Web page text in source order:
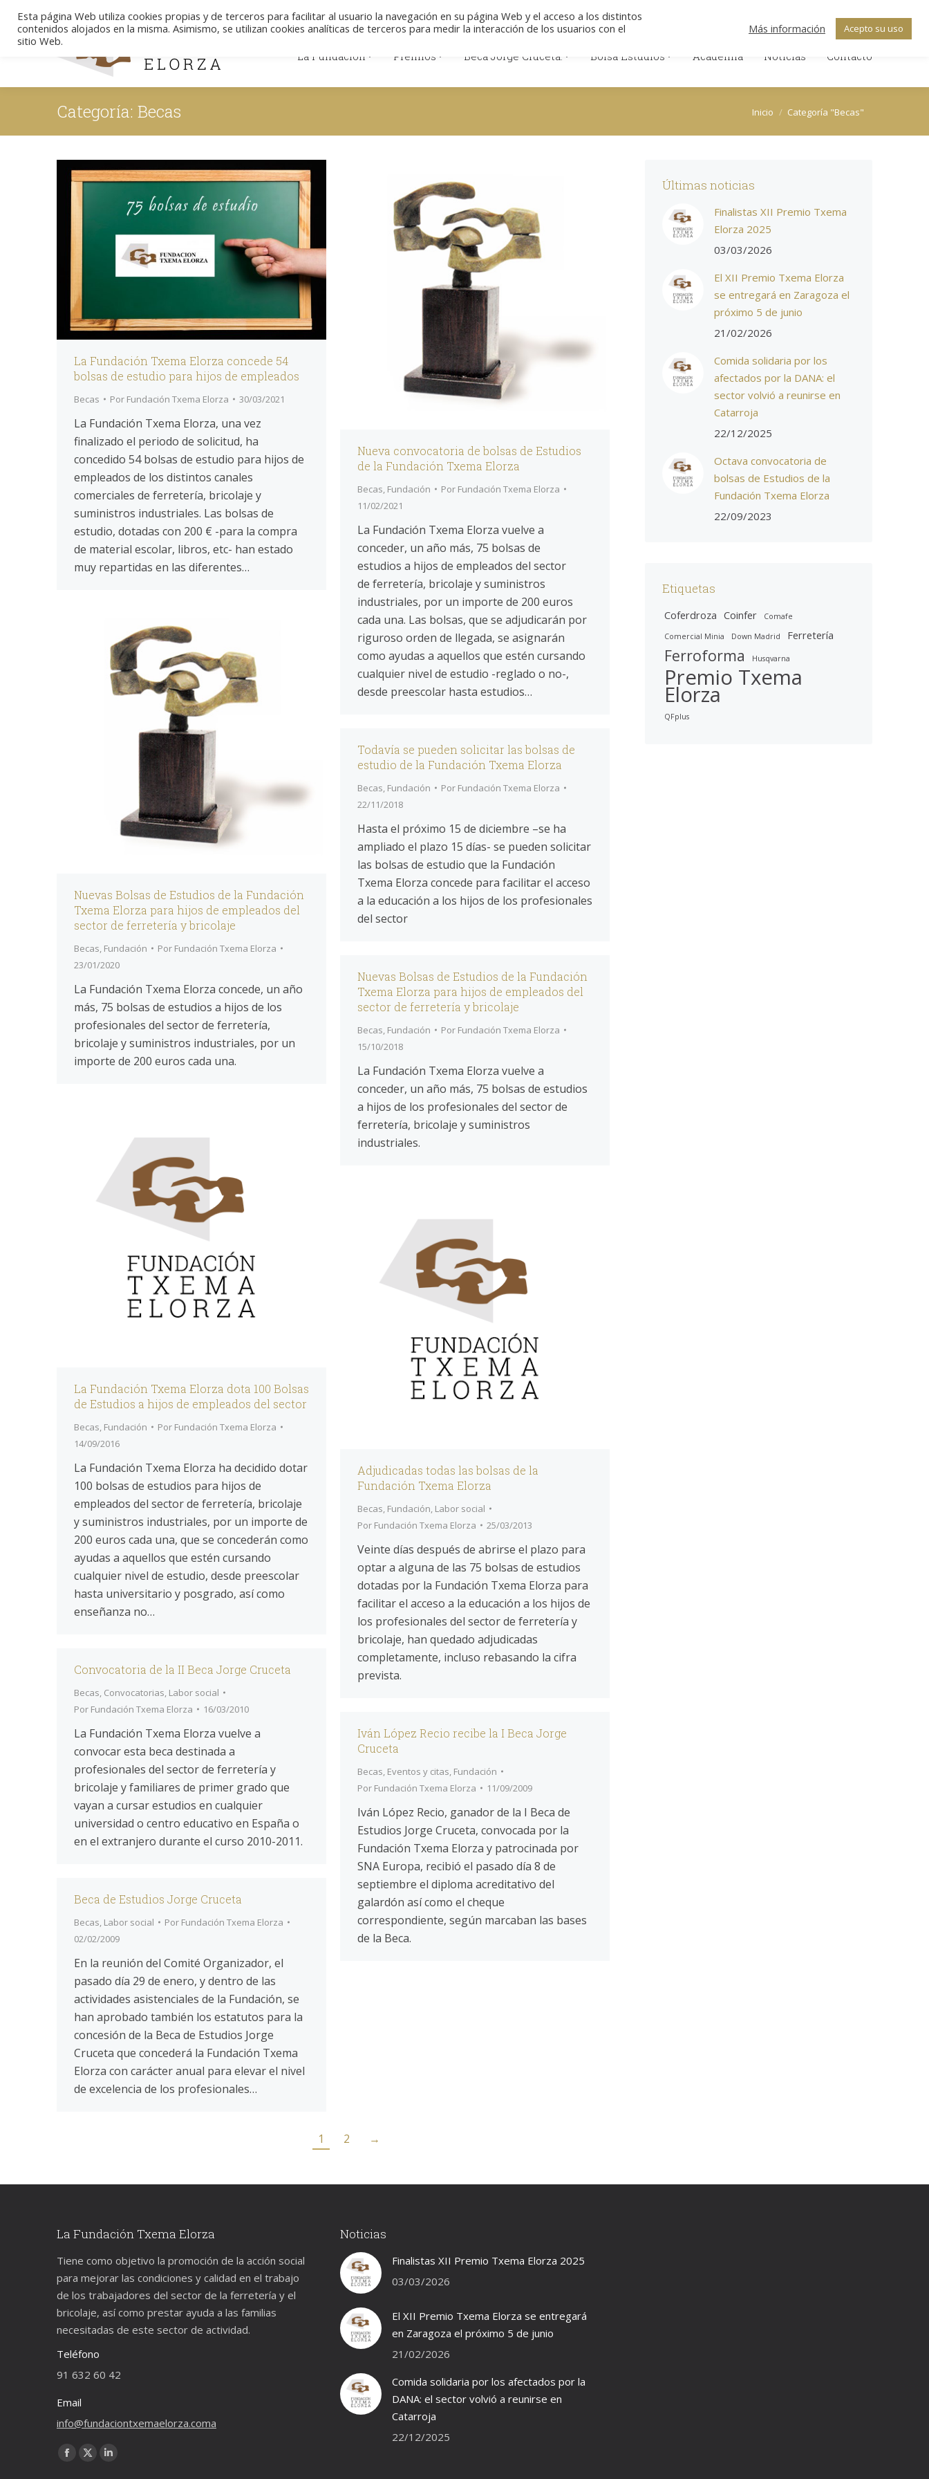
Colabore Descargas Aviso legal Política de Cookies
Facebook
page
opens
new
window
page
opens
new
window
Linkedin
page
opens
new
window
La Fundación Premios Beca Jorge Cruceta. Bolsa Estudios Academia Noticias Contacto
Categoría: Becas Estás aquí:
Inicio Categoría "Becas"
La Fundación Txema Elorza concede 54
bolsas de estudio para hijos de empleados
Becas Por Fundación Txema Elorza 30/03/2021
La Fundación Txema Elorza, una vez
finalizado el periodo de solicitud, ha
concedido 54 bolsas de estudio para hijos de
empleados de los distintos canales
comerciales de ferretería, bricolaje y
suministros industriales. Las bolsas de
estudio, dotadas con 200 € -para la compra
de material escolar, libros, etc- han estado
muy repartidas en las diferentes…
Nueva convocatoria de bolsas de Estudios
de la Fundación Txema Elorza
Becas, Fundación Por Fundación Txema Elorza
11/02/2021
La Fundación Txema Elorza vuelve a
conceder, un año más, 75 bolsas de
estudios a hijos de empleados del sector
de ferretería, bricolaje y suministros
industriales, por un importe de 200 euros
cada una. Las bolsas, que se adjudicarán por
riguroso orden de llegada, se asignarán
como ayudas a aquellos que estén cursando
cualquier nivel de estudio -reglado o no-,
desde preescolar hasta estudios…
Nuevas Bolsas de Estudios de la Fundación
Txema Elorza para hijos de empleados del
sector de ferretería y bricolaje
Becas, Fundación Por Fundación Txema Elorza
23/01/2020
La Fundación Txema Elorza concede, un año
más, 75 bolsas de estudios a hijos de los
profesionales del sector de ferretería,
bricolaje y suministros industriales, por un
importe de 200 euros cada una.
Todavía se pueden solicitar las bolsas de
estudio de la Fundación Txema Elorza
Becas, Fundación Por Fundación Txema Elorza
22/11/2018
Hasta el próximo 15 de diciembre –se ha
ampliado el plazo 15 días- se pueden solicitar
las bolsas de estudio que la Fundación
Txema Elorza concede para facilitar el acceso
a la educación a los hijos de los profesionales
del sector
Nuevas Bolsas de Estudios de la Fundación
Txema Elorza para hijos de empleados del
sector de ferretería y bricolaje
Becas, Fundación Por Fundación Txema Elorza
15/10/2018
La Fundación Txema Elorza vuelve a
conceder, un año más, 75 bolsas de estudios
a hijos de los profesionales del sector de
ferretería, bricolaje y suministros
industriales.
La Fundación Txema Elorza dota 100 Bolsas
de Estudios a hijos de empleados del sector
Becas, Fundación Por Fundación Txema Elorza
14/09/2016
La Fundación Txema Elorza ha decidido dotar
100 bolsas de estudios para hijos de
empleados del sector de ferretería, bricolaje
y suministros industriales, por un importe de
200 euros cada una, que se concederán como
ayudas a aquellos que estén cursando
cualquier nivel de estudio, desde preescolar
hasta universitario y posgrado, así como
enseñanza no…
Adjudicadas todas las bolsas de la
Fundación Txema Elorza
Becas, Fundación, Labor social
Por Fundación Txema Elorza 25/03/2013
Veinte días después de abrirse el plazo para
optar a alguna de las 75 bolsas de estudios
dotadas por la Fundación Txema Elorza para
facilitar el acceso a la educación a los hijos de
los profesionales del sector de ferretería y
bricolaje, han quedado adjudicadas
completamente, incluso rebasando la cifra
prevista.
Convocatoria de la II Beca Jorge Cruceta
Becas, Convocatorias, Labor social
Por Fundación Txema Elorza 16/03/2010
La Fundación Txema Elorza vuelve a
convocar esta beca destinada a
profesionales del sector de ferretería y
bricolaje y familiares de primer grado que
vayan a cursar estudios en cualquier
universidad o centro educativo en España o
en el extranjero durante el curso 2010-2011.
Iván López Recio recibe la I Beca Jorge
Cruceta
Becas, Eventos y citas, Fundación
Por Fundación Txema Elorza 11/09/2009
Iván López Recio, ganador de la I Beca de
Estudios Jorge Cruceta, convocada por la
Fundación Txema Elorza y patrocinada por
SNA Europa, recibió el pasado día 8 de
septiembre el diploma acreditativo del
galardón así como el cheque
correspondiente, según marcaban las bases
de la Beca.
Beca de Estudios Jorge Cruceta
Becas, Labor social Por Fundación Txema Elorza
02/02/2009
En la reunión del Comité Organizador, el
pasado día 29 de enero, y dentro de las
actividades asistenciales de la Fundación, se
han aprobado también los estatutos para la
concesión de la Beca de Estudios Jorge
Cruceta que concederá la Fundación Txema
Elorza con carácter anual para elevar el nivel
de excelencia de los profesionales…
1 2 →
Últimas noticias
Finalistas XII Premio Txema
Elorza 2025
03/03/2026
El XII Premio Txema Elorza
se entregará en Zaragoza el
próximo 5 de junio
21/02/2026
Comida solidaria por los
afectados por la DANA: el
sector volvió a reunirse en
Catarroja
22/12/2025
Octava convocatoria de
bolsas de Estudios de la
Fundación Txema Elorza
22/09/2023
Etiquetas
Coferdroza Coinfer Comafe
Comercial Minia Down Madrid Ferretería
Ferroforma Husqvarna
Premio Txema
Elorza
QFplus
La Fundación Txema Elorza
Tiene como objetivo la promoción de la acción social
para mejorar las condiciones y calidad en el trabajo
de los trabajadores del sector de la ferretería y el
bricolaje, así como prestar ayuda a las familias
necesitadas de este sector de actividad.
Teléfono
91 632 60 42
Email
info@fundaciontxemaelorza.coma
Encuéntranos en:
Facebook
X
Linkedin
Noticias
Finalistas XII Premio Txema Elorza 2025
03/03/2026
El XII Premio Txema Elorza se entregará
en Zaragoza el próximo 5 de junio
21/02/2026
Comida solidaria por los afectados por la
DANA: el sector volvió a reunirse en
Catarroja
22/12/2025
Esta página Web utiliza cookies propias y de terceros para facilitar al usuario la navegación en su página Web y el acceso a los distintos
contenidos alojados en la misma. Asimismo, se utilizan cookies analíticas de terceros para medir la interacción de los usuarios con el
sitio Web.
Más información Acepto su uso
La Fundación Premios Beca Jorge Cruceta. Bolsa Estudios Noticias Contacto